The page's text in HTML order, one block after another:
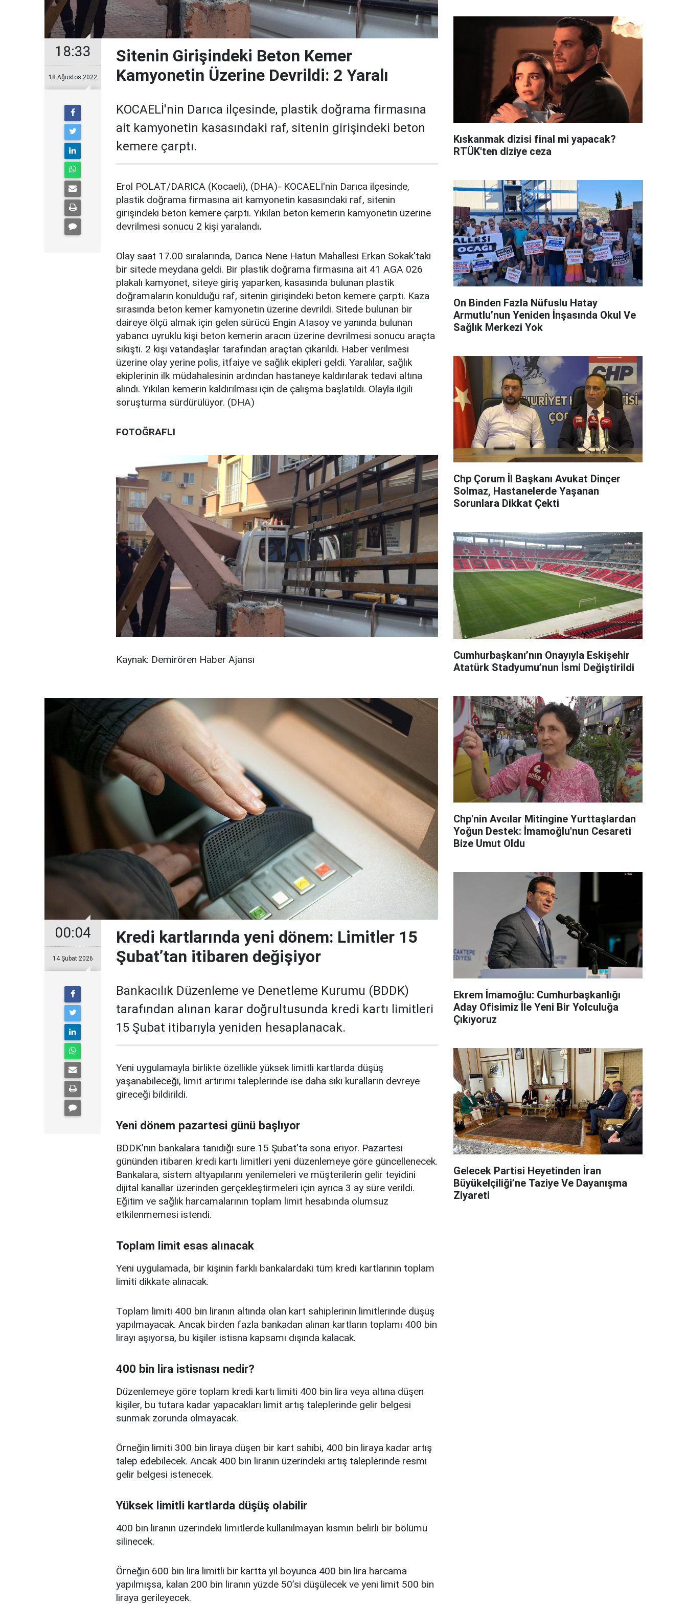
18:33
18 Ağustos 2022
Sitenin Girişindeki Beton Kemer
Kamyonetin Üzerine Devrildi: 2 Yaralı
KOCAELİ'nin Darıca ilçesinde, plastik doğrama firmasına
ait kamyonetin kasasındaki raf, sitenin girişindeki beton
kemere çarptı.
Erol POLAT/DARICA (Kocaeli), (DHA)- KOCAELİ'nin Darıca ilçesinde,
plastik doğrama firmasına ait kamyonetin kasasındaki raf, sitenin
girişindeki beton kemere çarptı. Yıkılan beton kemerin kamyonetin üzerine
devrilmesi sonucu 2 kişi yaralandı.
Olay saat 17.00 sıralarında, Darıca Nene Hatun Mahallesi Erkan Sokak'taki
bir sitede meydana geldi. Bir plastik doğrama firmasına ait 41 AGA 026
plakalı kamyonet, siteye giriş yaparken, kasasında bulunan plastik
doğramaların konulduğu raf, sitenin girişindeki beton kemere çarptı. Kaza
sırasında beton kemer kamyonetin üzerine devrildi. Sitede bulunan bir
daireye ölçü almak için gelen sürücü Engin Atasoy ve yanında bulunan
yabancı uyruklu kişi beton kemerin aracın üzerine devrilmesi sonucu araçta
sıkıştı. 2 kişi vatandaşlar tarafından araçtan çıkarıldı. Haber verilmesi
üzerine olay yerine polis, itfaiye ve sağlık ekipleri geldi. Yaralılar, sağlık
ekiplerinin ilk müdahalesinin ardından hastaneye kaldırılarak tedavi altına
alındı. Yıkılan kemerin kaldırılması için de çalışma başlatıldı. Olayla ilgili
soruşturma sürdürülüyor. (DHA)
FOTOĞRAFLI
Kaynak: Demirören Haber Ajansı
00:04
14 Şubat 2026
Kredi kartlarında yeni dönem: Limitler 15
Şubat’tan itibaren değişiyor
Bankacılık Düzenleme ve Denetleme Kurumu (BDDK)
tarafından alınan karar doğrultusunda kredi kartı limitleri
15 Şubat itibarıyla yeniden hesaplanacak.
Yeni uygulamayla birlikte özellikle yüksek limitli kartlarda düşüş
yaşanabileceği, limit artırımı taleplerinde ise daha sıkı kuralların devreye
gireceği bildirildi.
Yeni dönem pazartesi günü başlıyor
BDDK’nın bankalara tanıdığı süre 15 Şubat’ta sona eriyor. Pazartesi
gününden itibaren kredi kartı limitleri yeni düzenlemeye göre güncellenecek.
Bankalara, sistem altyapılarını yenilemeleri ve müşterilerin gelir teyidini
dijital kanallar üzerinden gerçekleştirmeleri için ayrıca 3 ay süre verildi.
Eğitim ve sağlık harcamalarının toplam limit hesabında olumsuz
etkilenmemesi istendi.
Toplam limit esas alınacak
Yeni uygulamada, bir kişinin farklı bankalardaki tüm kredi kartlarının toplam
limiti dikkate alınacak.
Toplam limiti 400 bin liranın altında olan kart sahiplerinin limitlerinde düşüş
yapılmayacak. Ancak birden fazla bankadan alınan kartların toplamı 400 bin
lirayı aşıyorsa, bu kişiler istisna kapsamı dışında kalacak.
400 bin lira istisnası nedir?
Düzenlemeye göre toplam kredi kartı limiti 400 bin lira veya altına düşen
kişiler, bu tutara kadar yapacakları limit artış taleplerinde gelir belgesi
sunmak zorunda olmayacak.
Örneğin limiti 300 bin liraya düşen bir kart sahibi, 400 bin liraya kadar artış
talep edebilecek. Ancak 400 bin liranın üzerindeki artış taleplerinde resmi
gelir belgesi istenecek.
Yüksek limitli kartlarda düşüş olabilir
400 bin liranın üzerindeki limitlerde kullanılmayan kısmın belirli bir bölümü
silinecek.
Örneğin 600 bin lira limitli bir kartta yıl boyunca 400 bin lira harcama
yapılmışsa, kalan 200 bin liranın yüzde 50’si düşülecek ve yeni limit 500 bin
liraya gerileyecek.
Kıskanmak dizisi final mi yapacak?
RTÜK'ten diziye ceza
On Binden Fazla Nüfuslu Hatay
Armutlu’nun Yeniden İnşasında Okul Ve
Sağlık Merkezi Yok
Chp Çorum İl Başkanı Avukat Dinçer
Solmaz, Hastanelerde Yaşanan
Sorunlara Dikkat Çekti
Cumhurbaşkanı’nın Onayıyla Eskişehir
Atatürk Stadyumu’nun İsmi Değiştirildi
Chp'nin Avcılar Mitingine Yurttaşlardan
Yoğun Destek: İmamoğlu'nun Cesareti
Bize Umut Oldu
Ekrem İmamoğlu: Cumhurbaşkanlığı
Aday Ofisimiz İle Yeni Bir Yolculuğa
Çıkıyoruz
Gelecek Partisi Heyetinden İran
Büyükelçiliği’ne Taziye Ve Dayanışma
Ziyareti